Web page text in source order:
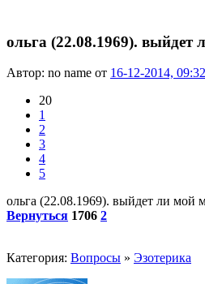
ольга (22.08.1969). выйдет
Автор: no name от 16-12-2014, 09:32
20
1
2
3
4
5
ольга (22.08.1969). выйдет ли мой
Вернуться 1706 2
Категория: Вопросы » Эзотерика